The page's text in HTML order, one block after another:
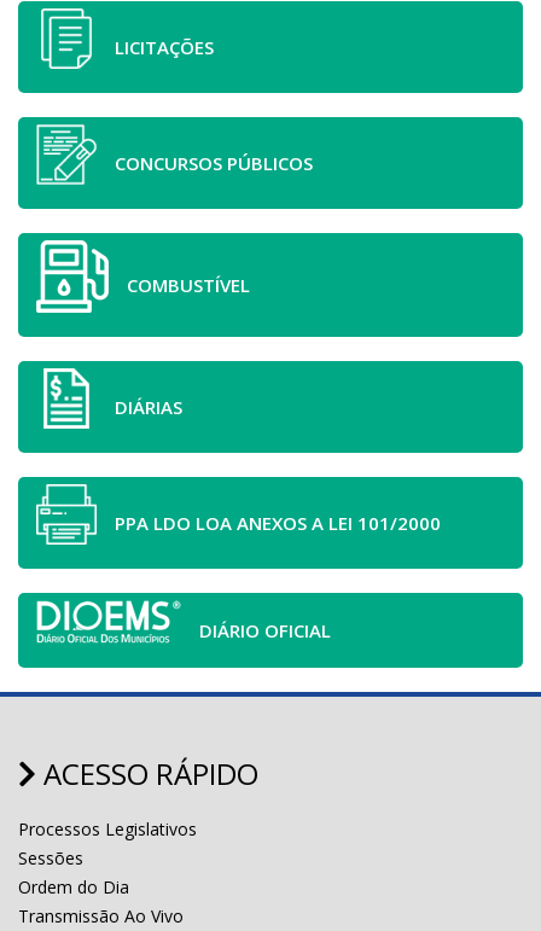
LICITAÇÕES
CONCURSOS PÚBLICOS
COMBUSTÍVEL
DIÁRIAS
PPA LDO LOA ANEXOS A LEI 101/2000
DIÁRIO OFICIAL
ACESSO RÁPIDO
Processos Legislativos
Sessões
Ordem do Dia
Transmissão Ao Vivo